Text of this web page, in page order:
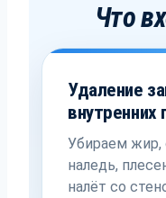
Что
Удаление
внутренних
Убираем жир,
наледь,
налёт со